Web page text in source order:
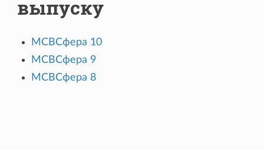
выпуску
МСВСфера 10
МСВСфера 9
МСВСфера 8